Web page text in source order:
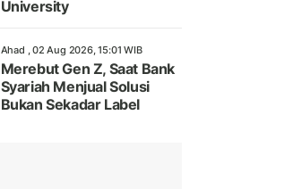
University
Ahad , 02 Aug 2026, 15:01 WIB
Merebut Gen Z, Saat Bank
Syariah Menjual Solusi
Bukan Sekadar Label